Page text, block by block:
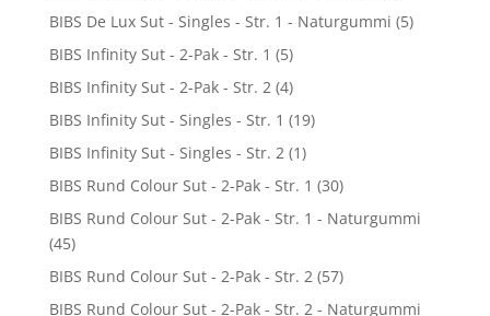
BIBS De Lux Sut - Singles - Str. 1 - Naturgummi (5)
BIBS Infinity Sut - 2-Pak - Str. 1 (5)
BIBS Infinity Sut - 2-Pak - Str. 2 (4)
BIBS Infinity Sut - Singles - Str. 1 (19)
BIBS Infinity Sut - Singles - Str. 2 (1)
BIBS Rund Colour Sut - 2-Pak - Str. 1 (30)
BIBS Rund Colour Sut - 2-Pak - Str. 1 - Naturgummi
(45)
BIBS Rund Colour Sut - 2-Pak - Str. 2 (57)
BIBS Rund Colour Sut - 2-Pak - Str. 2 - Naturgummi